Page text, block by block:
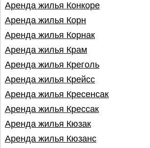
Аренда жилья Конкоре
Аренда жилья Корн
Аренда жилья Корнак
Аренда жилья Крам
Аренда жилья Креголь
Аренда жилья Крейсс
Аренда жилья Кресенсак
Аренда жилья Крессак
Аренда жилья Кюзак
Аренда жилья Кюзанс